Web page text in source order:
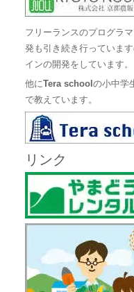
フリーランスのプログラ
発も引き続き行っていま
インの開発をしています。
他にTera schoolの小中学
で教えています。
リンク